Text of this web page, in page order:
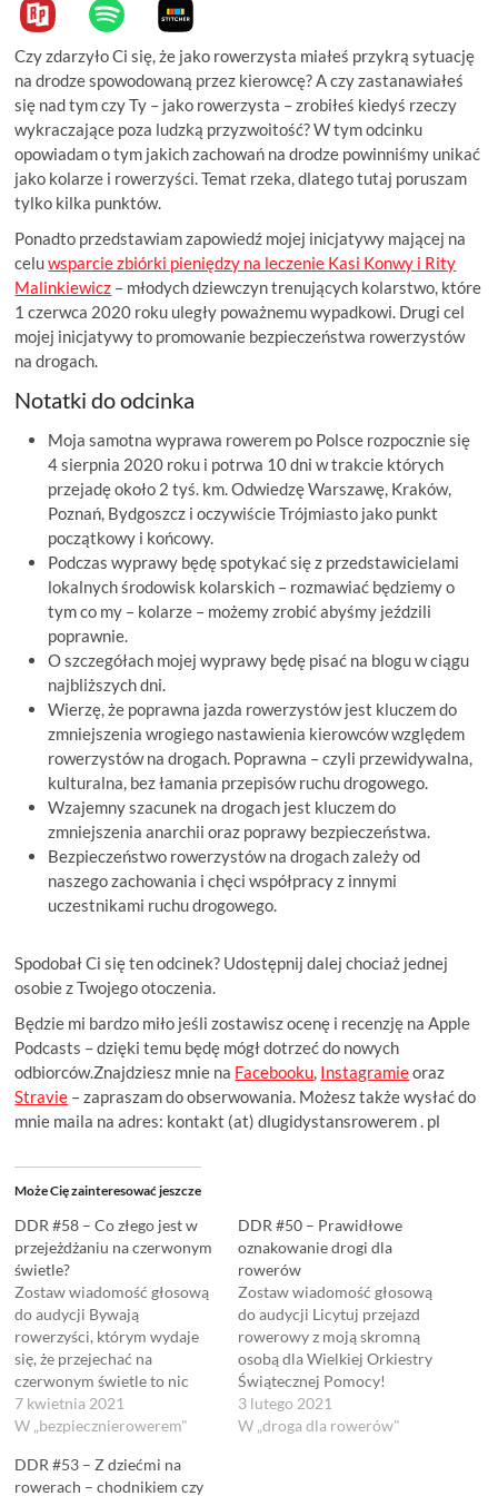
Czy zdarzyło Ci się, że jako rowerzysta miałeś przykrą sytuację
na drodze spowodowaną przez kierowcę? A czy zastanawiałeś
się nad tym czy Ty – jako rowerzysta – zrobiłeś kiedyś rzeczy
wykraczające poza ludzką przyzwoitość? W tym odcinku
opowiadam o tym jakich zachowań na drodze powinniśmy unikać
jako kolarze i rowerzyści. Temat rzeka, dlatego tutaj poruszam
tylko kilka punktów.
Ponadto przedstawiam zapowiedź mojej inicjatywy mającej na
celuwsparcie zbiórki pieniędzy na leczenie Kasi Konwy i Rity
Malinkiewicz – młodych dziewczyn trenujących kolarstwo, które
1 czerwca 2020 roku uległy poważnemu wypadkowi. Drugi cel
mojej inicjatywy to promowanie bezpieczeństwa rowerzystów
na drogach.
Notatki do odcinka
Moja samotna wyprawa rowerem po Polsce rozpocznie się
4 sierpnia 2020 roku i potrwa 10 dni w trakcie których
przejadę około 2 tyś. km. Odwiedzę Warszawę, Kraków,
Poznań, Bydgoszcz i oczywiście Trójmiasto jako punkt
początkowy i końcowy.
Podczas wyprawy będę spotykać się z przedstawicielami
lokalnych środowisk kolarskich – rozmawiać będziemy o
tym co my – kolarze – możemy zrobić abyśmy jeździli
poprawnie.
O szczegółach mojej wyprawy będę pisać na blogu w ciągu
najbliższych dni.
Wierzę, że poprawna jazda rowerzystów jest kluczem do
zmniejszenia wrogiego nastawienia kierowców względem
rowerzystów na drogach. Poprawna – czyli przewidywalna,
kulturalna, bez łamania przepisów ruchu drogowego.
Wzajemny szacunek na drogach jest kluczem do
zmniejszenia anarchii oraz poprawy bezpieczeństwa.
Bezpieczeństwo rowerzystów na drogach zależy od
naszego zachowania i chęci współpracy z innymi
uczestnikami ruchu drogowego.
Spodobał Ci się ten odcinek? Udostępnij dalej chociaż jednej
osobie z Twojego otoczenia.
Będzie mi bardzo miło jeśli zostawisz ocenę i recenzję na Apple
Podcasts – dzięki temu będę mógł dotrzeć do nowych
odbiorców.Znajdziesz mnie na Facebooku, Instagramieoraz
Stravie – zapraszam do obserwowania. Możesz także wysłać do
mnie maila na adres: kontakt (at) dlugidystansrowerem . pl
Może Cię zainteresować jeszcze
DDR #58 – Co złego jest w
przejeżdżaniu na czerwonym
świetle?
Zostaw wiadomość głosową
do audycji Bywają
rowerzyści, którym wydaje
się, że przejechać na
czerwonym świetle to nic
złego. Szczególnie po
upewnieniu się, że nikomu
manewrem jazdy i nie
władują się pod samochód.
7 kwietnia 2021
W „bezpiecznierowerem"
DDR #50 – Prawidłowe
oznakowanie drogi dla
rowerów
Zostaw wiadomość głosową
do audycji Licytuj przejazd
rowerowy z moją skromną
osobą dla Wielkiej Orkiestry
Świątecznej Pomocy!
Szczegóły:
https://rzeczyodserca.pl/qns
3 lutego 2021
W „droga dla rowerów"
DDR #53 – Z dziećmi na
rowerach – chodnikiem czy